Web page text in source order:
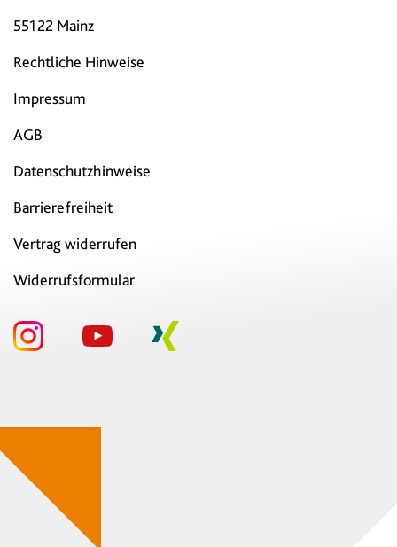
55122 Mainz
Rechtliche Hinweise
Impressum
AGB
Datenschutzhinweise
Barrierefreiheit
Vertrag widerrufen
Widerrufsformular